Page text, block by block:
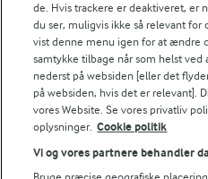
Følg
de. Hvis trackere er deaktiveret, er
du ser, muligvis ikke så relevant for
vist denne menu igen for at ændre
samtykke tilbage når som helst ved
nederst på websiden [eller det
på websiden, hvis det er relevant].
vores Website. Se vores privatliv
oplysninger. Cookie politik
Vi og vores partnere behandler